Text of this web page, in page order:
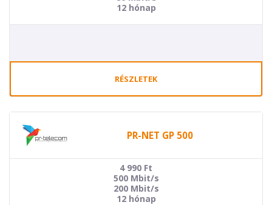
12 hónap
RÉSZLETEK
PR-NET GP 500
4 990 Ft
500 Mbit/s
200 Mbit/s
12 hónap